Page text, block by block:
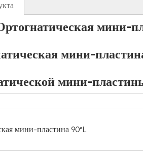
мини-
мини-
мини-
мини-пластина 90°L